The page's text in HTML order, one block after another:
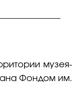
музея-
Фондом им.